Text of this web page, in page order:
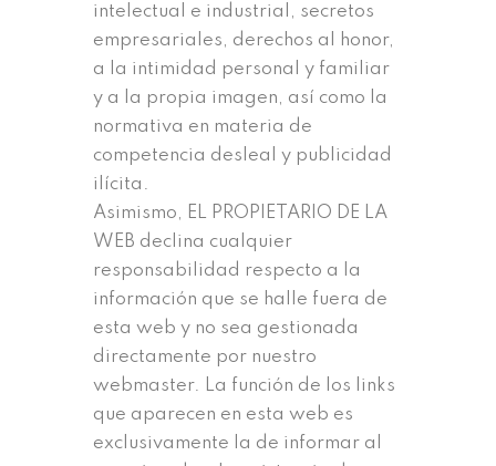
intelectual e industrial, secretos
empresariales, derechos al honor,
a la intimidad personal y familiar
y a la propia imagen, así como la
normativa en materia de
competencia desleal y publicidad
ilícita.
Asimismo, EL PROPIETARIO DE LA
WEB declina cualquier
responsabilidad respecto a la
información que se halle fuera de
esta web y no sea gestionada
directamente por nuestro
webmaster. La función de los links
que aparecen en esta web es
exclusivamente la de informar al